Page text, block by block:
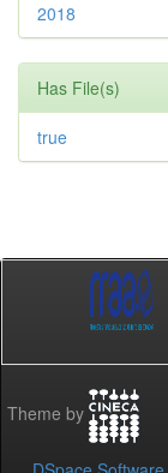
2018
Has File(s)
true
Theme by